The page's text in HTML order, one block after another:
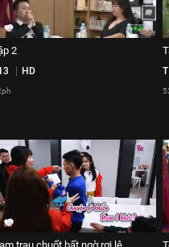
2
HD
trau chuốt bất ngờ rơi lệ,